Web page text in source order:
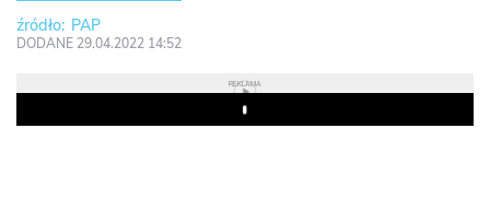
PAP
DODANE 29.04.2022 14:52
REKLAMA
Play